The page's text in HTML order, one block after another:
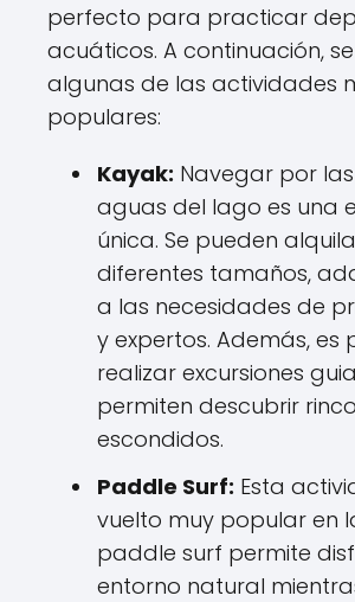
perfecto para practicar
acuáticos. A continuación,
algunas de las actividades
populares:
Kayak: Navegar por
aguas del lago es una
única. Se pueden
diferentes tamaños,
a las necesidades de
y expertos. Además, es
realizar excursiones
permiten descubrir
escondidos.
Paddle Surf: Esta
vuelto muy popular en
paddle surf permite
entorno natural